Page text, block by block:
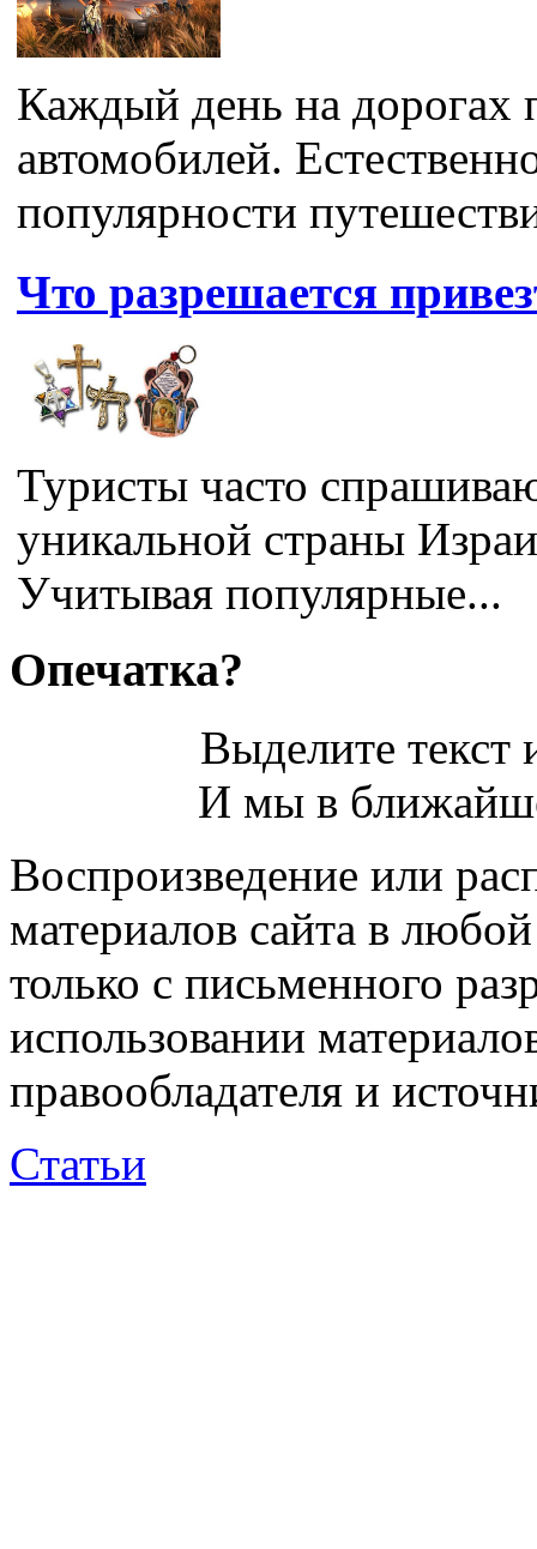
Каждый день на дорогах
автомобилей.
популярности
Что разрешается
Туристы часто
уникальной страны
Учитывая популярные...
Опечатка?
Выделите
И мы в
Воспроизведение или
материалов сайта в
только с письменного
использовании
правообладателя и
Статьи